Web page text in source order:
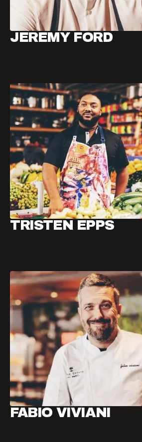
JEREMY FORD
TRISTEN EPPS
FABIO VIVIANI